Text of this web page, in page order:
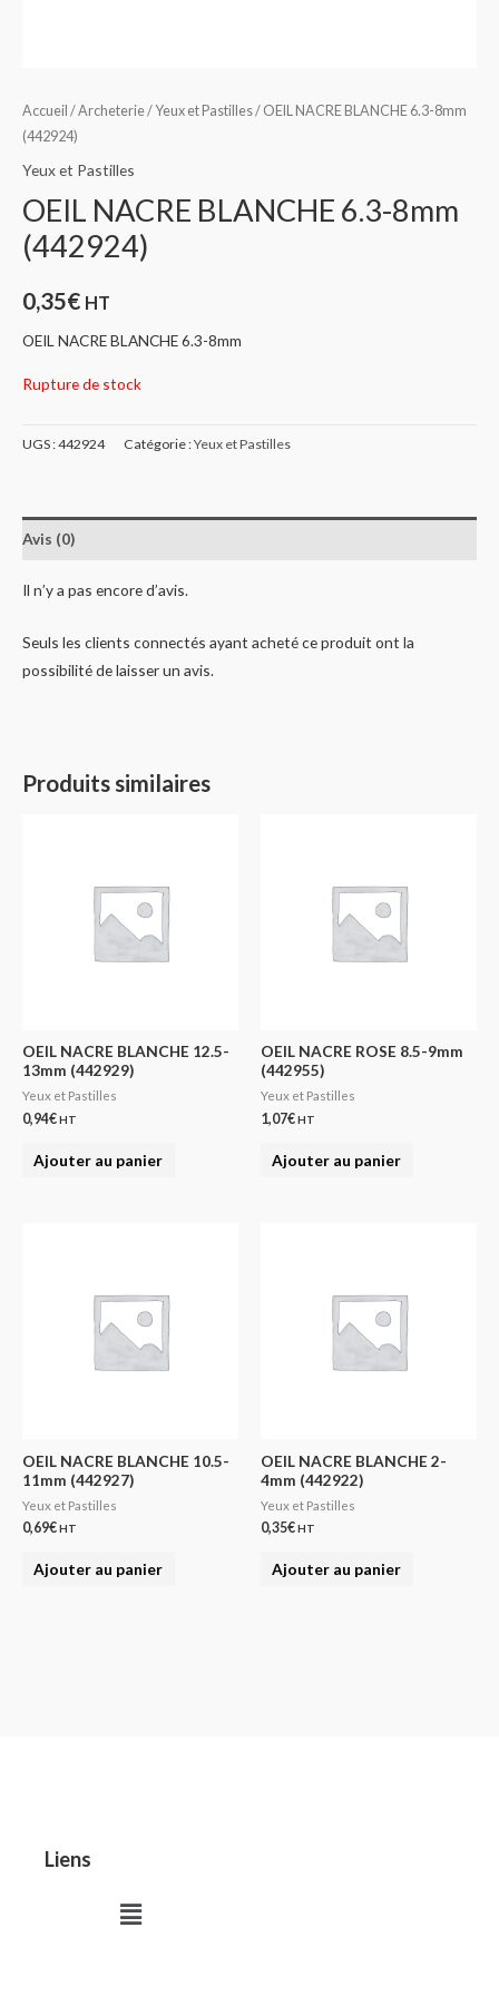
Accueil /Archeterie/Yeux et Pastilles/ OEIL NACRE BLANCHE 6.3-8mm
(442924)
Yeux et Pastilles
OEIL NACRE BLANCHE 6.3-8mm
(442924)
0,35€ HT
OEIL NACRE BLANCHE 6.3-8mm
Rupture de stock
UGS :442924 Catégorie :Yeux et Pastilles
Avis (0)
Il n’y a pas encore d’avis.
Seuls les clients connectés ayant acheté ce produit ont la
possibilité de laisser un avis.
Produits similaires
OEIL NACRE BLANCHE 12.5-
13mm (442929)
Yeux et Pastilles
0,94€HT
Ajouter au panier
OEIL NACRE ROSE 8.5-9mm
(442955)
Yeux et Pastilles
1,07€HT
Ajouter au panier
OEIL NACRE BLANCHE 10.5-
11mm (442927)
Yeux et Pastilles
0,69€HT
Ajouter au panier
OEIL NACRE BLANCHE 2-
4mm (442922)
Yeux et Pastilles
0,35€HT
Ajouter au panier
Liens
Menu